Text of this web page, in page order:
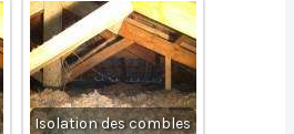
Isolation des combles